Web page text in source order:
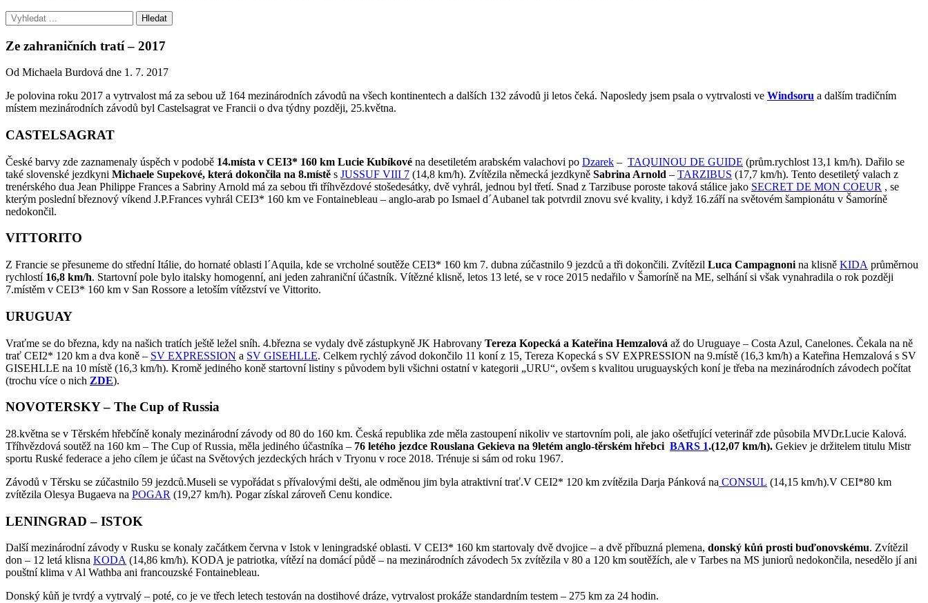
Ze zahraničních tratí – 2017
Od Michaela Burdová dne 1. 7. 2017
Je polovina roku 2017 a vytrvalost má za sebou už 164 mezinárodních závodů na všech kontinentech a dalších 132 závodů ji letos čeká. Naposledy jsem psala o vytrvalosti ve Windsoru a dalším tradičním
místem mezinárodních závodů byl Castelsagrat ve Francii o dva týdny později, 25.května.
CASTELSAGRAT
České barvy zde zaznamenaly úspěch v podobě 14.místa v CEI3* 160 km Lucie Kubíkové na desetiletém arabském valachovi po Dzarek – TAQUINOU DE GUIDE (prům.rychlost 13,1 km/h). Dařilo se
také slovenské jezdkyni Michaele Supekové, která dokončila na 8.místě s JUSSUF VIII 7 (14,8 km/h). Zvítězila německá jezdkyně Sabrina Arnold – TARZIBUS (17,7 km/h). Tento desetiletý valach z
trenérského dua Jean Philippe Frances a Sabriny Arnold má za sebou tři tříhvězdové stošedesátky, dvě vyhrál, jednou byl třetí. Snad z Tarzibuse poroste taková stálice jako SECRET DE MON COEUR , se
kterým poslední březnový víkend J.P.Frances vyhrál CEI3* 160 km ve Fontainebleau – anglo-arab po Ismael d´Aubanel tak potvrdil znovu své kvality, i když 16.září na světovém šampionátu v Šamoríně
nedokončil.
VITTORITO
Z Francie se přesuneme do střední Itálie, do hornaté oblasti l´Aquila, kde se vrcholné soutěže CEI3* 160 km 7. dubna zúčastnilo 9 jezdců a tři dokončili. Zvítězil Luca Campagnoni na klisně KIDA průměrnou
rychlostí 16,8 km/h. Startovní pole bylo italsky homogenní, ani jeden zahraniční účastník. Vítězné klisně, letos 13 leté, se v roce 2015 nedařilo v Šamoríně na ME, selhání si však vynahradila o rok později
7.místěm v CEI3* 160 km v San Rossore a letoším vítězství ve Vittorito.
URUGUAY
Vraťme se do března, kdy na našich tratích ještě ležel sníh. 4.března se vydaly dvě zástupkyně JK Habrovany Tereza Kopecká a Kateřina Hemzalová až do Uruguaye – Costa Azul, Canelones. Čekala na ně
trať CEI2* 120 km a dva koně – SV EXPRESSION a SV GISEHLLE. Celkem rychlý závod dokončilo 11 koní z 15, Tereza Kopecká s SV EXPRESSION na 9.místě (16,3 km/h) a Kateřina Hemzalová s SV
GISEHLLE na 10 místě (16,3 km/h). Kromě jediného koně startovní listiny s původem byli všichni ostatní v kategorii „URU“, ovšem s kvalitou uruguayských koní je třeba na mezinárodních závodech počítat
(trochu více o nich ZDE).
NOVOTERSKY – The Cup of Russia
28.května se v Těrském hřebčíně konaly mezinárodní závody od 80 do 160 km. Česká republika zde měla zastoupení nikoliv ve startovním poli, ale jako ošetřující veterinář zde působila MVDr.Lucie Kalová.
Tříhvězdová soutěž na 160 km – The Cup of Russia, měla jediného účastníka – 76 letého jezdce Rouslana Gekieva na 9letém anglo-těrském hřebci BARS 1.(12,07 km/h). Gekiev je držitelem titulu Mistr
sportu Ruské federace a jeho cílem je účast na Světových jezdeckých hrách v Tryonu v roce 2018. Trénuje si sám od roku 1967.
Závodů v Těrsku se zúčastnilo 59 jezdců.Museli se vypořádat s přívalovými dešti, ale odměnou jim byla atraktivní trať.V CEI2* 120 km zvítězila Darja Pánková na CONSUL (14,15 km/h).V CEI*80 km
zvítězila Olesya Bugaeva na POGAR (19,27 km/h). Pogar získal zároveň Cenu kondice.
LENINGRAD – ISTOK
Další mezinárodní závody v Rusku se konaly začátkem června v Istok v leningradské oblasti. V CEI3* 160 km startovaly dvě dvojice – a dvě příbuzná plemena, donský kůń prosti buďonovskému. Zvítězil
don – 12 letá klisna KODA (14,86 km/h). KODA je patriotka, vítězí na domácí půdě – na mezinárodních závodech 5x zvítězila v 80 a 120 km soutěžích, ale v Tarbes na MS juniorů nedokončila, nesedělo jí ani
pouštní klima v Al Wathba ani francouzské Fontainebleau.
Donský kůň je tvrdý a vytrvalý – poté, co je ve třech letech testován na dostihové dráze, vytrvalost prokáže standardním testem – 275 km za 24 hodin.